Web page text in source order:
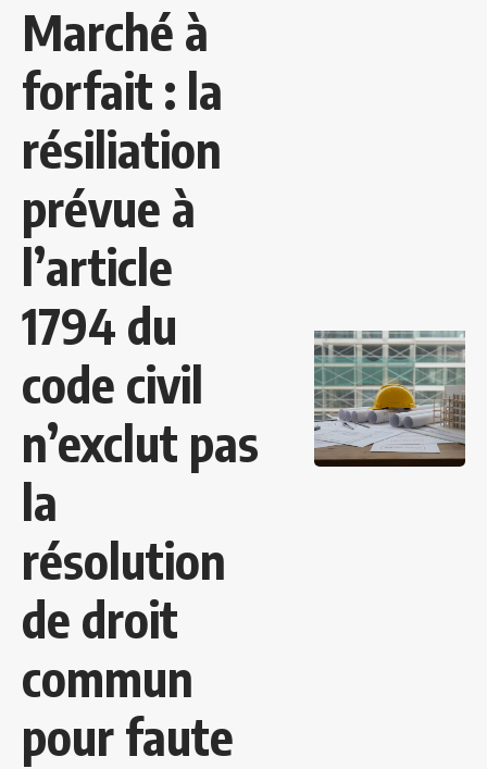
Marché à
forfait : la
résiliation
prévue à
l’article
1794 du
code civil
n’exclut pas
la
résolution
de droit
commun
pour faute